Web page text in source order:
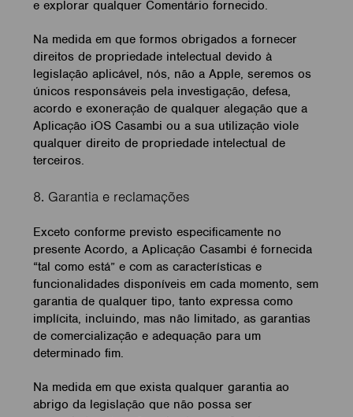
e explorar qualquer Comentário fornecido.
Na medida em que formos obrigados a fornecer
direitos de propriedade intelectual devido à
legislação aplicável, nós, não a Apple, seremos os
únicos responsáveis pela investigação, defesa,
acordo e exoneração de qualquer alegação que a
Aplicação iOS Casambi ou a sua utilização viole
qualquer direito de propriedade intelectual de
terceiros.
8. Garantia e reclamações
Exceto conforme previsto especificamente no
presente Acordo, a Aplicação Casambi é fornecida
“tal como está” e com as características e
funcionalidades disponíveis em cada momento, sem
garantia de qualquer tipo, tanto expressa como
implícita, incluindo, mas não limitado, as garantias
de comercialização e adequação para um
determinado fim.
Na medida em que exista qualquer garantia ao
abrigo da legislação que não possa ser